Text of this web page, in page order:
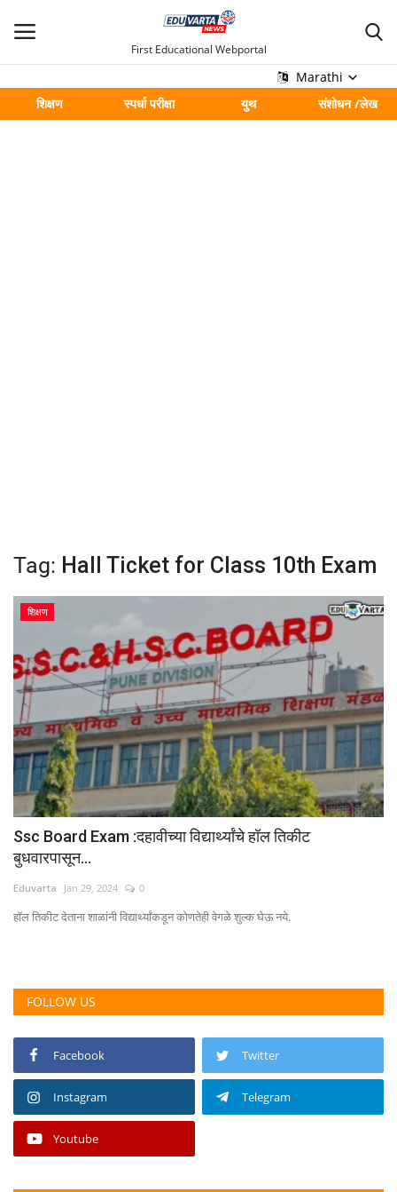
First Educational Webportal
Marathi
शिक्षण
स्पर्धा परीक्षा युथ संशोधन /लेख
मुख्य
मनोरंजन
गॅलरी
Language
English Marathi
Tag: Hall Ticket for Class 10th Exam
शिक्षण
Ssc Board Exam :दहावीच्या विद्यार्थ्यांचे हॉल तिकीट
बुधवारपासून...
Eduvarta Jan 29, 2024 0
हॉल तिकीट देताना शाळांनी विद्यार्थ्यांकडून कोणतेही वेगळे शुल्क घेऊ नये.
FOLLOW US
Facebook Twitter
Instagram Telegram
Youtube